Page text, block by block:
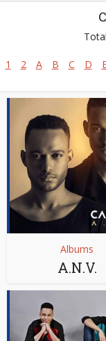
1 2 A B C D
Albums
A.N.V.